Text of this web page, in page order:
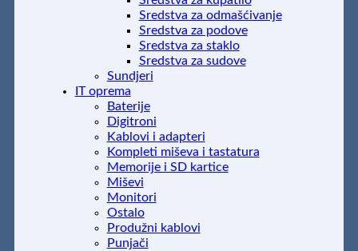
Sredstva za odmašćivanje
Sredstva za podove
Sredstva za staklo
Sredstva za sudove
Sundjeri
IT oprema
Baterije
Digitroni
Kablovi i adapteri
Kompleti miševa i tastatura
Memorije i SD kartice
Miševi
Monitori
Ostalo
Produžni kablovi
Punjači